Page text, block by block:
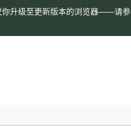
你升级至更新版本的浏览器——请参